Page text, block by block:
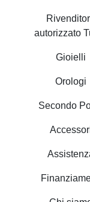
autorizzato
Gioielli
Orologi
Secondo